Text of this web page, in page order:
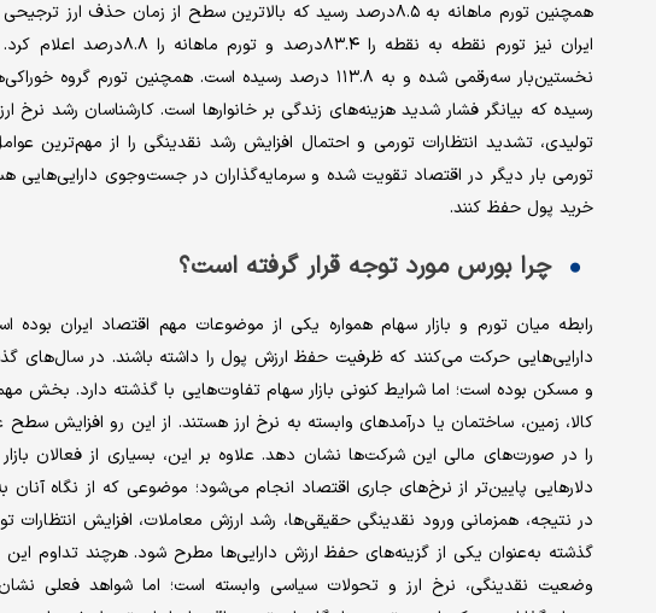
ایران نیز تورم نقطه‌ به ‌نقطه
رسیده که بیانگر فشار شدید هزینه‌های زندگی بر خانوارها است. کارشناسان رشد
تولیدی، تشدید انتظارات تورمی و احتمال افزایش رشد نقدینگی را از مهم‌ترین
تورمی بار دیگر در اقتصاد تقویت شده و سرمایه‌گذاران در جست‌وجوی دارایی‌هایی
خرید پول حفظ کنند.
چرا بورس مورد توجه قرار گرفته است؟
رابطه میان تورم و بازار سهام همواره یکی از موضوعات مهم اقتصاد ایران
دارایی‌هایی حرکت می‌کنند که ظرفیت حفظ ارزش پول را داشته باشند. در سال‌های
و مسکن بوده است؛ اما شرایط کنونی بازار سهام تفاوت‌هایی با گذشته دارد. بخش
کالا، زمین، ساختمان یا درآمدهای وابسته به نرخ ارز هستند. از این رو افزایش
را در صورت‌های مالی این شرکت‌ها نشان دهد. علاوه بر این، بسیاری از فعالان
دلارهایی پایین‌تر از نرخ‌های جاری اقتصاد انجام می‌شود؛ موضوعی که از نگاه
در نتیجه، همزمانی ورود نقدینگی حقیقی‌ها، رشد ارزش معاملات، افزایش
گذشته به‌عنوان یکی از گزینه‌های حفظ ارزش دارایی‌ها مطرح شود. هرچند تداوم این
وضعیت نقدینگی، نرخ ارز و تحولات سیاسی وابسته است؛ اما شواهد فعلی